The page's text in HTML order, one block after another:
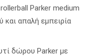
Parker medium
και απαλή εμπειρία
δώρου Parker με